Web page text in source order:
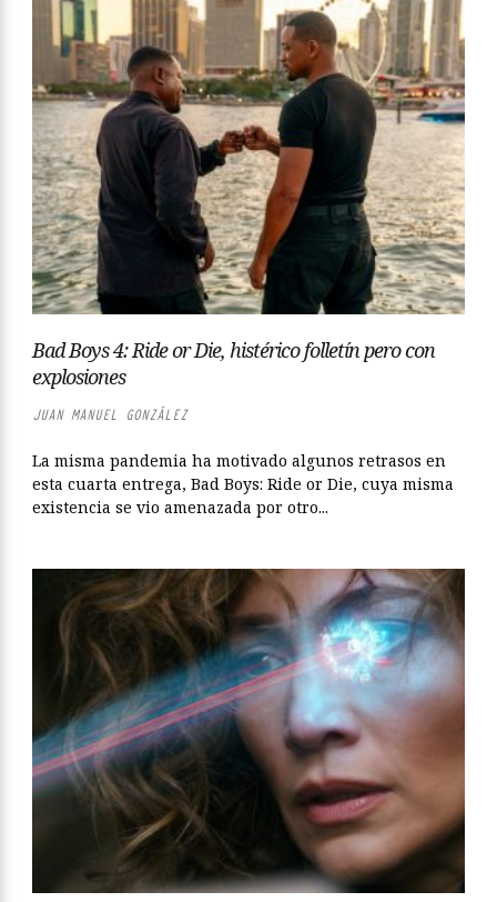
Bad Boys 4: Ride or Die, histérico folletín pero con
explosiones
JUAN MANUEL GONZÁLEZ
La misma pandemia ha motivado algunos retrasos en
esta cuarta entrega, Bad Boys: Ride or Die, cuya misma
existencia se vio amenazada por otro...